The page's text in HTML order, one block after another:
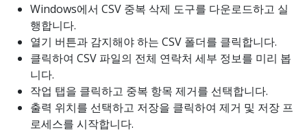
Windows에서 CSV 중복 삭제 도구를 다운로드하고 실
행합니다.
열기 버튼과 감지해야 하는 CSV 폴더를 클릭합니다.
클릭하여 CSV 파일의 전체 연락처 세부 정보를 미리 봅
니다.
작업 탭을 클릭하고 중복 항목 제거를 선택합니다.
출력 위치를 선택하고 저장을 클릭하여 제거 및 저장 프
로세스를 시작합니다.